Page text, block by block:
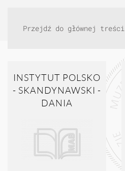
Przejdź do głównej treści
INSTYTUT POLSKO
- SKANDYNAWSKI -
DANIA